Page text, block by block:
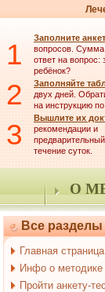
1 Заполните
вопросов. Сумма
ответ на вопрос:
ребёнок?
2 Заполняйте
двух дней.
на инструкцию по
3 Вышлите их
рекомендации и
течение суток.
О
Все разделы
Главная страница
Инфо о методике
Пройти анкету-